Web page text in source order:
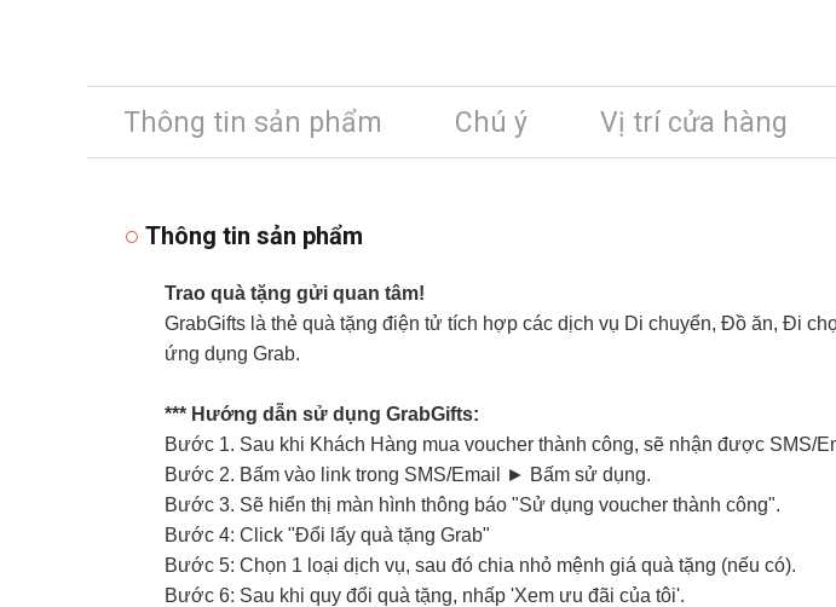
Thông tin sản phẩm Chú ý Vị trí cửa hàng
Thông tin sản phẩm
Trao quà tặng gửi quan tâm!
GrabGifts là thẻ quà tặng điện tử tích hợp các dịch vụ Di chuyển, Đồ ăn, Đi
ứng dụng Grab.
*** Hướng dẫn sử dụngGrabGifts:
Bước 1. Sau khi Khách Hàng mua voucher thành công, sẽ nhận được SMS/
Bước 2. Bấm vào link trong SMS/Email ► Bấm sử dụng.
Bước3. Sẽ hiển thị màn hình thông báo "Sử dụng voucher thành công".
Bước 4: Click "Đổi lấy quà tặng Grab"
Bước 5:Chọn 1 loại dịch vụ, sau đó chia nhỏ mệnh giá quà tặng (nếu có).
Bước 6: Sau khi quy đổi quà tặng, nhấp 'Xem ưu đãi của tôi'.